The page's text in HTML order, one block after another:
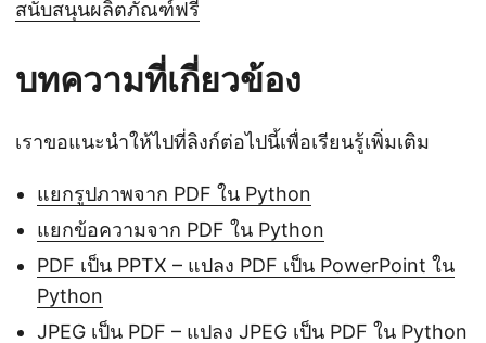
สนับสนุนผลิตภัณฑ์ฟรี
บทความที่เกี่ยวข้อง
เราขอแนะนำให้ไปที่ลิงก์ต่อไปนี้เพื่อเรียนรู้เพิ่มเติม
แยกรูปภาพจาก PDF ใน Python
แยกข้อความจาก PDF ใน Python
PDF เป็น PPTX – แปลง PDF เป็น PowerPoint ใน
Python
JPEG เป็น PDF – แปลง JPEG เป็น PDF ใน Python